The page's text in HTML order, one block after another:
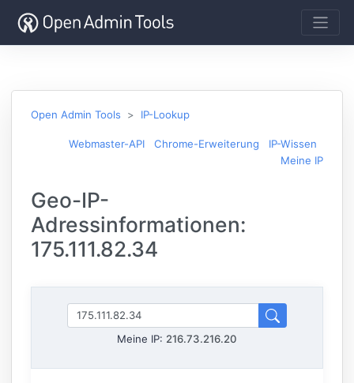
Open Admin Tools IP-Lookup
Webmaster-API Chrome-Erweiterung
IP-Wissen
Meine IP
Geo-IP-
Adressinformationen:
175.111.82.34
Meine IP: 216.73.216.20